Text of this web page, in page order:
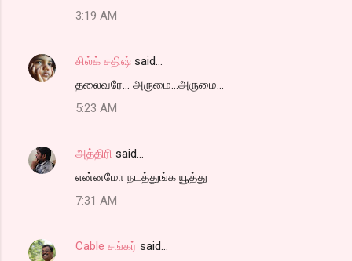
3:19 AM
சில்க் சதிஷ் said…
தலைவரே... அருமை...அருமை...
5:23 AM
அத்திரி said…
என்னமோ நடத்துங்க யூத்து
7:31 AM
Cable சங்கர் said…